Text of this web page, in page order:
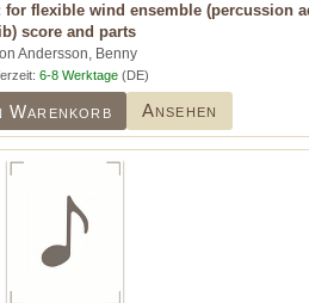
for flexible wind ensemble (percussion
lib) score and parts
Andersson, Benny
6-8 Werktage (DE)
Warenkorb Ansehen